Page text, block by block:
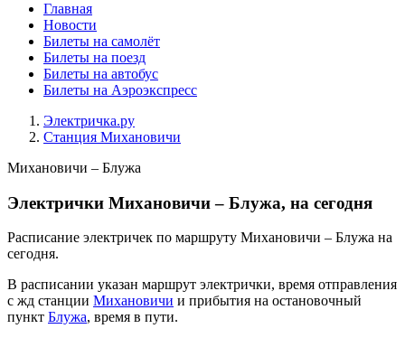
Главная
Новости
Билеты на самолёт
Билеты на поезд
Билеты на автобус
Билеты на Аэроэкспресс
Электричка.ру
Станция Михановичи
Михановичи – Блужа
Электрички Михановичи – Блужа, на сегодня
Расписание электричек по маршруту Михановичи – Блужа на
сегодня.
В расписании указан маршрут электрички, время отправления
с жд станции Михановичи и прибытия на остановочный
пункт Блужа, время в пути.